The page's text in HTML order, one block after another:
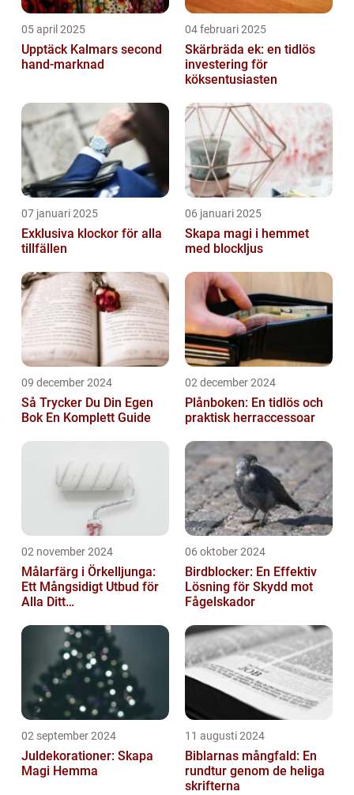
05 april 2025
Upptäck Kalmars second
hand-marknad
04 februari 2025
Skärbräda ek: en tidlös
investering för
köksentusiasten
07 januari 2025
Exklusiva klockor för alla
tillfällen
06 januari 2025
Skapa magi i hemmet
med blockljus
09 december 2024
Så Trycker Du Din Egen
Bok En Komplett Guide
02 december 2024
Plånboken: En tidlös och
praktisk herraccessoar
02 november 2024
Målarfärg i Örkelljunga:
Ett Mångsidigt Utbud för
Alla Ditt
06 oktober 2024
Birdblocker: En Effektiv
Lösning för Skydd mot
Fågelskador
02 september 2024
Juldekorationer: Skapa
Magi Hemma
11 augusti 2024
Biblarnas mångfald: En
rundtur genom de heliga
skrifterna